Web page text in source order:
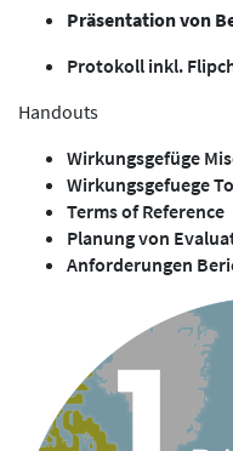
Präsentation von
Protokoll inkl.
Handouts
Wirkungsgefüge
Wirkungsgefuege
Terms of Reference
Planung von
Anforderungen